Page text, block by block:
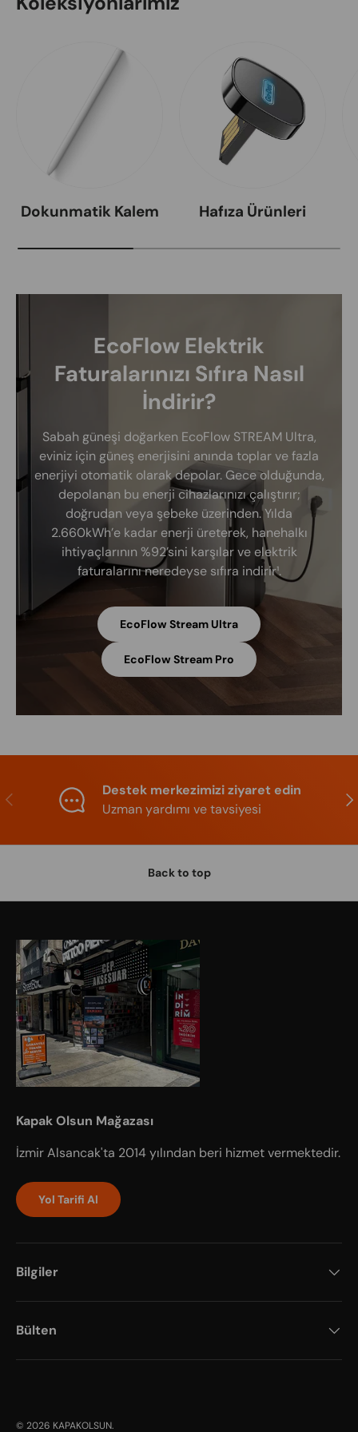
Dokunmatik Kalem Hafıza Ürünleri
EcoFlow Elektrik
Faturalarınızı Sıfıra Nasıl
İndirir?
Sabah güneşi doğarken EcoFlow STREAM Ultra,
eviniz için güneş enerjisini anında toplar ve fazla
enerjiyi otomatik olarak depolar. Gece olduğunda,
depolanan bu enerji cihazlarınızı çalıştırır;
doğrudan veya şebeke üzerinden. Yılda
2.660kWh’e kadar enerji üreterek, hanehalkı
ihtiyaçlarının %92’sini karşılar ve elektrik
faturalarını neredeyse sıfıra indirir¹.
EcoFlow Stream Ultra
EcoFlow Stream Pro
Previous
Destek merkezimizi ziyaret edin
Uzman yardımı ve tavsiyesi
Back to top
Kapak Olsun Mağazası
İzmir Alsancak'ta 2014 yılından beri hizmet vermektedir.
Yol Tarifi Al
Bilgiler
Bülten
© 2026 KAPAKOLSUN.